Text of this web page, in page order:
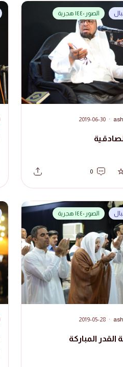
الصور ١٤٤٠ هجرية
·
2019-06-30
0
الصور ١٤٤٠ هجرية
·
2019-05-28
القدر المباركة